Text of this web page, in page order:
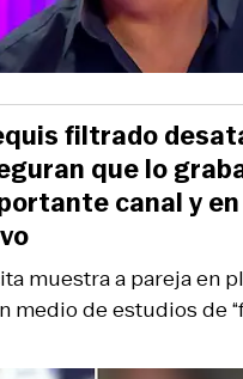
muestra a pareja en
medio de estudios de
filtrado
que lo
canal y